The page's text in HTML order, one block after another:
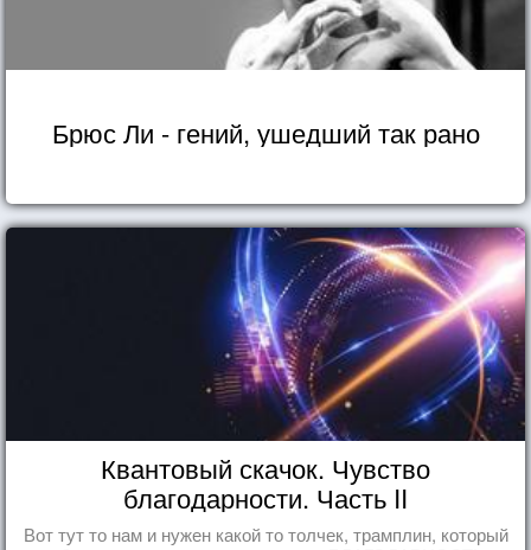
Брюс Ли - гений, ушедший так рано
Квантовый скачок. Чувство
благодарности. Часть II
Вот тут то нам и нужен какой то толчек, трамплин, который